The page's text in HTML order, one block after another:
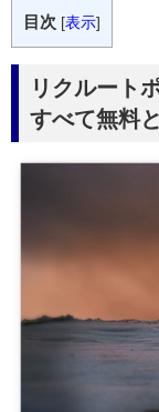
目次 [表示]
リクルート
すべて無料